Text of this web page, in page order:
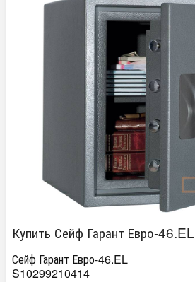
Купить Сейф Гарант Евро-46.EL
Сейф Гарант Евро-46.EL
S10299210414